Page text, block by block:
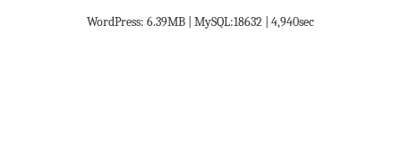
WordPress: 6.39MB | MySQL:18632 | 4,940sec